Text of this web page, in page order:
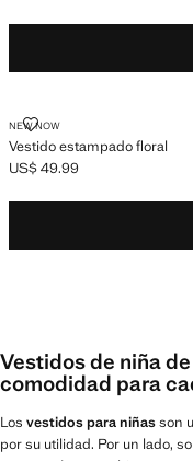
NEW NOW
Vestido estampado floral
VESTIDO ESTAMPADO
Precio actual [US$ 49.99 ]
US$ 49.99
Vestidos de niña
comodidad para
Los vestidos para niñasson
por su utilidad. Por un lado,